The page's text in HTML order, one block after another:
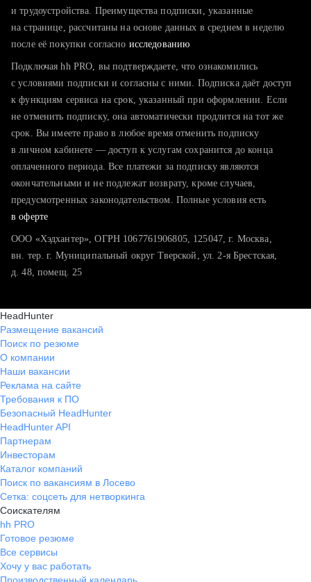
тратите много времени на поиск и вручную поднимаете
хотите сравнить себя с конкурентами и оценить шансы
и трудоустройства. Преимущества подписки, указанные
на странице, рассчитаны на основе данных в среднем в неделю
после её покупки согласно исследованию
Подключая hh PRO, вы подтверждаете, что ознакомились
с условиями подписки и согласны с ними. Подписка даёт доступ
к функциям сервиса на срок, указанный при оформлении. Если
не отменить подписку, она автоматически продлится на тот же
срок. Вы имеете право в любое время отменить подписку
в личном кабинете — доступ к услугам сохранится до конца
оплаченного периода. Все платежи за подписку являются
окончательными и не подлежат возврату, кроме случаев,
предусмотренных законодательством. Полные условия есть
в оферте
ООО «Хэдхантер», ОГРН 1067761906805, 125047, г. Москва,
вн. тер. г. Муниципальный округ Тверской, ул. 2-я Брестская,
д. 48, помещ. 25
HeadHunter
Размещение вакансий
Поиск по резюме
О компании
Наши вакансии
Реклама на сайте
Требования к ПО
Безопасный HeadHunter
HeadHunter API
Партнерам
Инвесторам
Каталог компаний
Поиск по вакансиям в Лосево
Сетка: соцсеть для нетворкинга
Соискателям
hh PRO
Готовое резюме
Все сервисы
Хочу у вас работать